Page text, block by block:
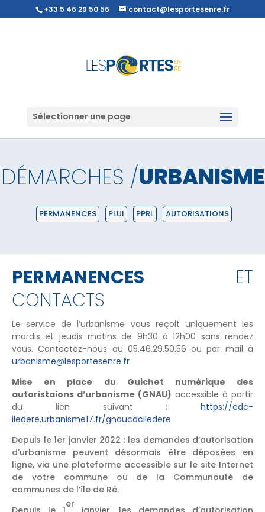
+33 5 46 29 50 56 contact@lesportesenre.fr
Sélectionner une page
DÉMARCHES /URBANISME
PERMANENCES PLUI PPRL AUTORISATIONS
PERMANENCES ET
CONTACTS
Le service de l’urbanisme vous reçoit uniquement les
mardis et jeudis matins de 9h30 à 12h00 sans rendez
vous. Contactez-nous au 05.46.29.50.56 ou par mail à
urbanisme@lesportesenre.fr
Mise en place du Guichet numérique des
autoristaions d’urbanisme (GNAU) accessible à partir
du lien suivant : https://cdc-
iledere.urbanisme17.fr/gnaucdciledere
Depuis le 1er janvier 2022 : les demandes d’autorisation
d’urbanisme peuvent désormais être déposées en
ligne, via une plateforme accessible sur le site Internet
de votre commune ou de la Communauté de
communes de l’île de Ré.
er